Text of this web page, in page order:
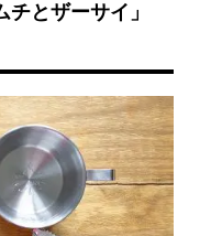
とザーサイ」